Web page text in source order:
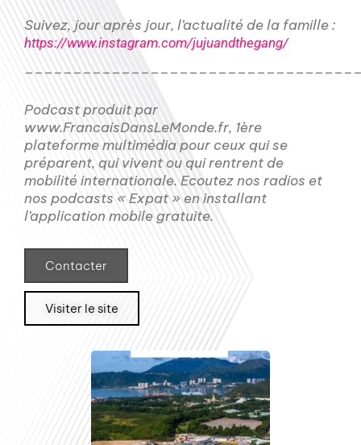
Suivez, jour après jour, l’actualité de la famille :
https://www.instagram.com/jujuandthegang/
Podcast produit par
www.FrancaisDansLeMonde.fr, 1ère
plateforme multimédia pour ceux qui se
préparent, qui vivent ou qui rentrent de
mobilité internationale. Ecoutez nos radios et
nos podcasts « Expat » en installant
l’application mobile gratuite.
Contacter
Visiter le site